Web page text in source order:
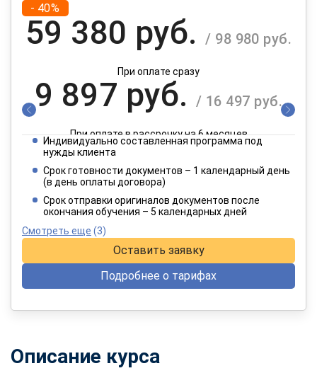
- 40%
59 380 руб. / 98 980 руб.
При оплате сразу
9 897 руб. / 16 497 руб.
При оплате в рассрочку на 6 месяцев
4 949 руб. / 8 249 руб.
При оплате в рассрочку на 12 месяцев
Индивидуально составленная программа под
нужды клиента
Срок готовности документов – 1 календарный день
(в день оплаты договора)
Срок отправки оригиналов документов после
окончания обучения – 5 календарных дней
Смотреть еще (3)
Оставить заявку
Подробнее о тарифах
Описание курса